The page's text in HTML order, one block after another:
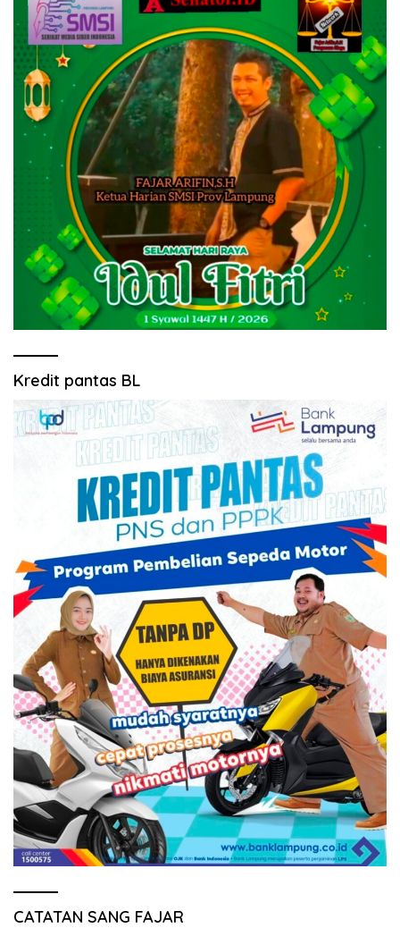
Kredit pantas BL
CATATAN SANG FAJAR